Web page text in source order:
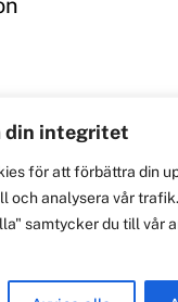
din integritet
för att förbättra din
och analysera vår
samtycker du till vår